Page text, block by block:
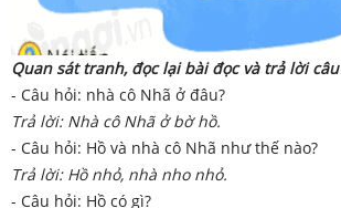
Quan sát tranh, đọc lại bài đọc và trả lời
- Câu hỏi: nhà cô Nhã ở đâu?
Trả lời: Nhà cô Nhã ở bờ hồ.
- Câu hỏi: Hồ và nhà cô Nhã như thế nào?
Trả lời: Hồ nhỏ, nhà nho nhỏ.
- Câu hỏi: Hồ có gì?